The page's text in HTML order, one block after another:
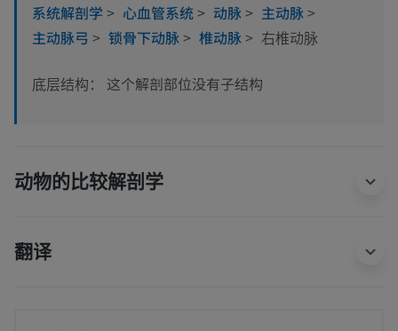
系统解剖学 > 心血管系统> 动脉> 主动脉>
主动脉弓 > 锁骨下动脉> 椎动脉> 右椎动脉
底层结构： 这个解剖部位没有子结构
动物的比较解剖学
翻译